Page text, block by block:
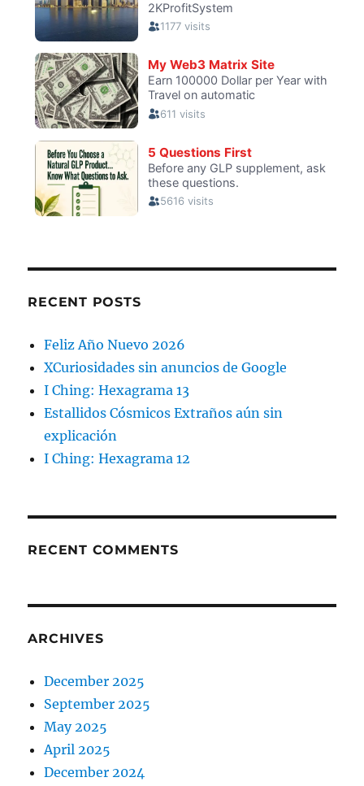
RECENT POSTS
Feliz Año Nuevo 2026
XCuriosidades sin anuncios de Google
I Ching: Hexagrama 13
Estallidos Cósmicos Extraños aún sin
explicación
I Ching: Hexagrama 12
RECENT COMMENTS
ARCHIVES
December 2025
September 2025
May 2025
April 2025
December 2024